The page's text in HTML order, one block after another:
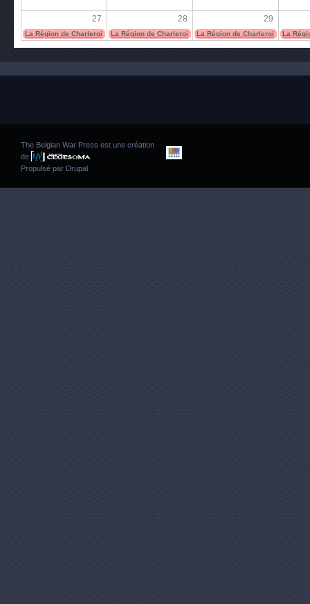
27 28 29
La Région de Charleroi La Région de Charleroi La Région de Charleroi La
The Belgian War Press est une création
de
Propulsé par Drupal